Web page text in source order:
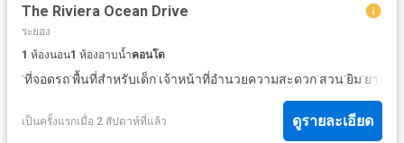
The Riviera Ocean Drive
ระยอง
1 ห้องนอน1 ห้องอาบน้ำคอนโด
·ที่จอดรถ·พื้นที่สำหรับเด็ก·เจ้าหน้าที่อำนวยความสะดวก·สวน·ยิม·ยาม
เป็นครั้งแรกเมื่อ 2 สัปดาห์ที่แล้ว ดูรายละเอียด